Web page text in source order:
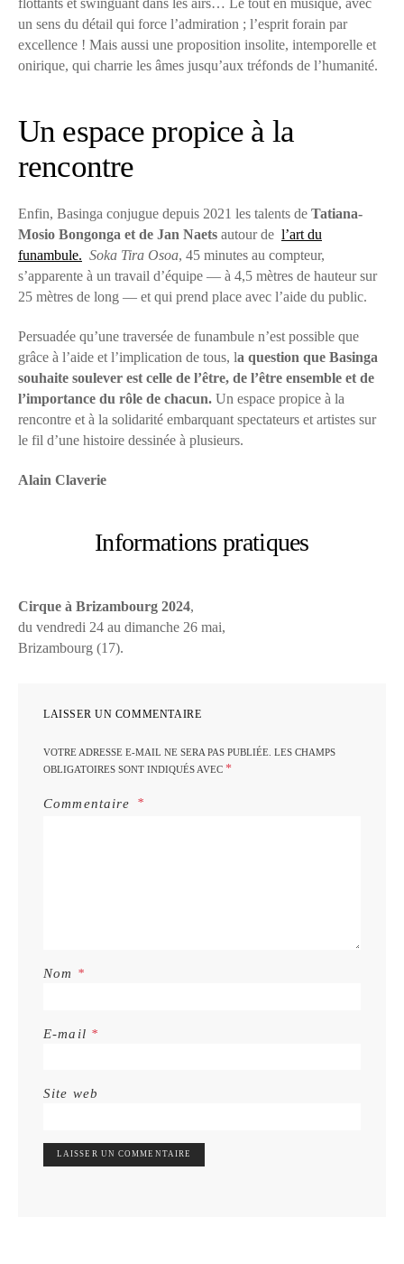
un sens du détail qui force l’admiration ; l’esprit forain par
excellence ! Mais aussi une proposition insolite, intemporelle et
onirique, qui charrie les âmes jusqu’aux tréfonds de l’humanité.
Un espace propice à la
rencontre
Enfin, Basinga conjugue depuis 2021 les talents de Tatiana-
Mosio Bongonga et de Jan Naets autour de l’art du
funambule. Soka Tira Osoa, 45 minutes au compteur,
s’apparente à un travail d’équipe — à 4,5 mètres de hauteur sur
25 mètres de long — et qui prend place avec l’aide du public.
Persuadée qu’une traversée de funambule n’est possible que
grâce à l’aide et l’implication de tous, la question que Basinga
souhaite soulever est celle de l’être, de l’être ensemble et de
l’importance du rôle de chacun. Un espace propice à la
rencontre et à la solidarité embarquant spectateurs et artistes sur
le fil d’une histoire dessinée à plusieurs.
Alain Claverie
Informations pratiques
Cirque à Brizambourg 2024,
du vendredi 24 au dimanche 26 mai,
Brizambourg (17).
LAISSER UN COMMENTAIRE
VOTRE ADRESSE E-MAIL NE SERA PAS PUBLIÉE. LES CHAMPS
OBLIGATOIRES SONT INDIQUÉS AVEC *
Commentaire
Nom *
E-mail *
Site web